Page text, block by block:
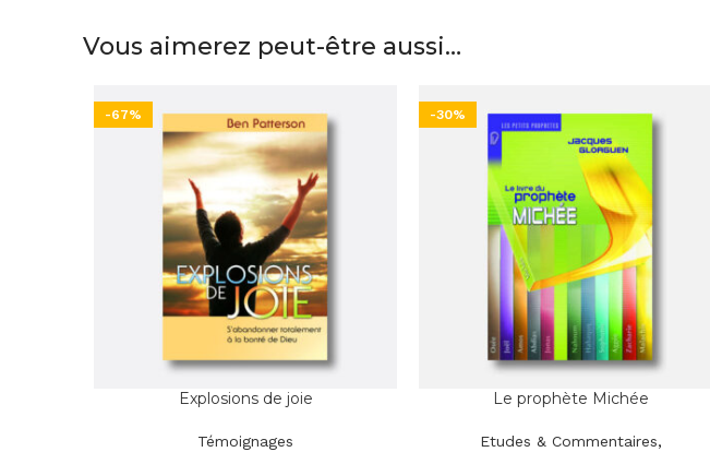
Vous aimerez peut-être aussi…
-67%
Explosions de joie
Témoignages
-30%
Le prophète Michée
Etudes & Commentaires,